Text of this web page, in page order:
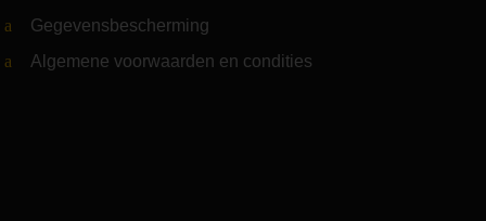
Gegevensbescherming
Algemene voorwaarden en condities